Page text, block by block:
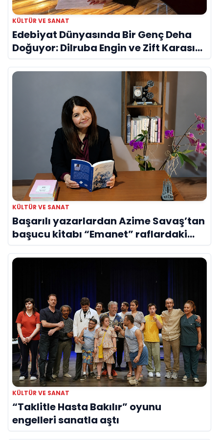
KÜLTÜR VE SANAT
Edebiyat Dünyasında Bir Genç Deha
Doğuyor: Dilruba Engin ve Zift Karası
Evreni ‘AVENOİR’
KÜLTÜR VE SANAT
Başarılı yazarlardan Azime Savaş’tan
başucu kitabı “Emanet” raflardaki
yerini aldı
KÜLTÜR VE SANAT
“Taklitle Hasta Bakılır” oyunu
engelleri sanatla aştı